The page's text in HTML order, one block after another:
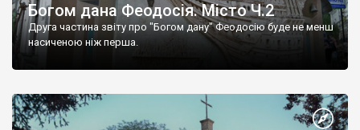
Богом дана Феодосія. Місто Ч.2
Друга частина звіту про "Богом дану" Феодосію буде не менш
насиченою ніж перша.